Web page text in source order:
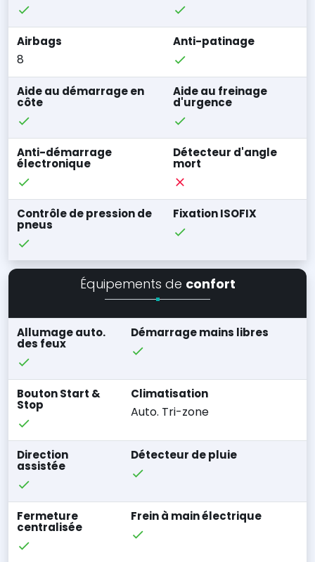
Airbags
8
Anti-patinage
Aide au démarrage en
côte
Aide au freinage
d'urgence
Anti-démarrage
électronique
Détecteur d'angle
mort
Contrôle de pression de
pneus
Fixation ISOFIX
Équipements de confort
Allumage auto.
des feux
Démarrage mains libres
Bouton Start &
Stop
Climatisation
Auto. Tri-zone
Direction
assistée
Détecteur de pluie
Fermeture
centralisée
Frein à main électrique